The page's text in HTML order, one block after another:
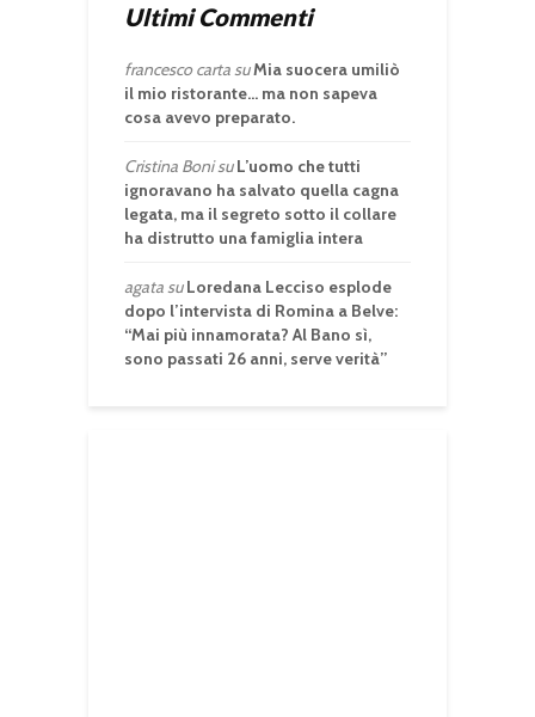
Ultimi Commenti
francesco cartasuMia suocera umiliò
il mio ristorante… ma non sapeva
cosa avevo preparato.
Cristina BonisuL’uomo che tutti
ignoravano ha salvato quella cagna
legata, ma il segreto sotto il collare
ha distrutto una famiglia intera
agatasuLoredana Lecciso esplode
dopo l’intervista di Romina a Belve:
“Mai più innamorata? Al Bano sì,
sono passati 26 anni, serve verità”